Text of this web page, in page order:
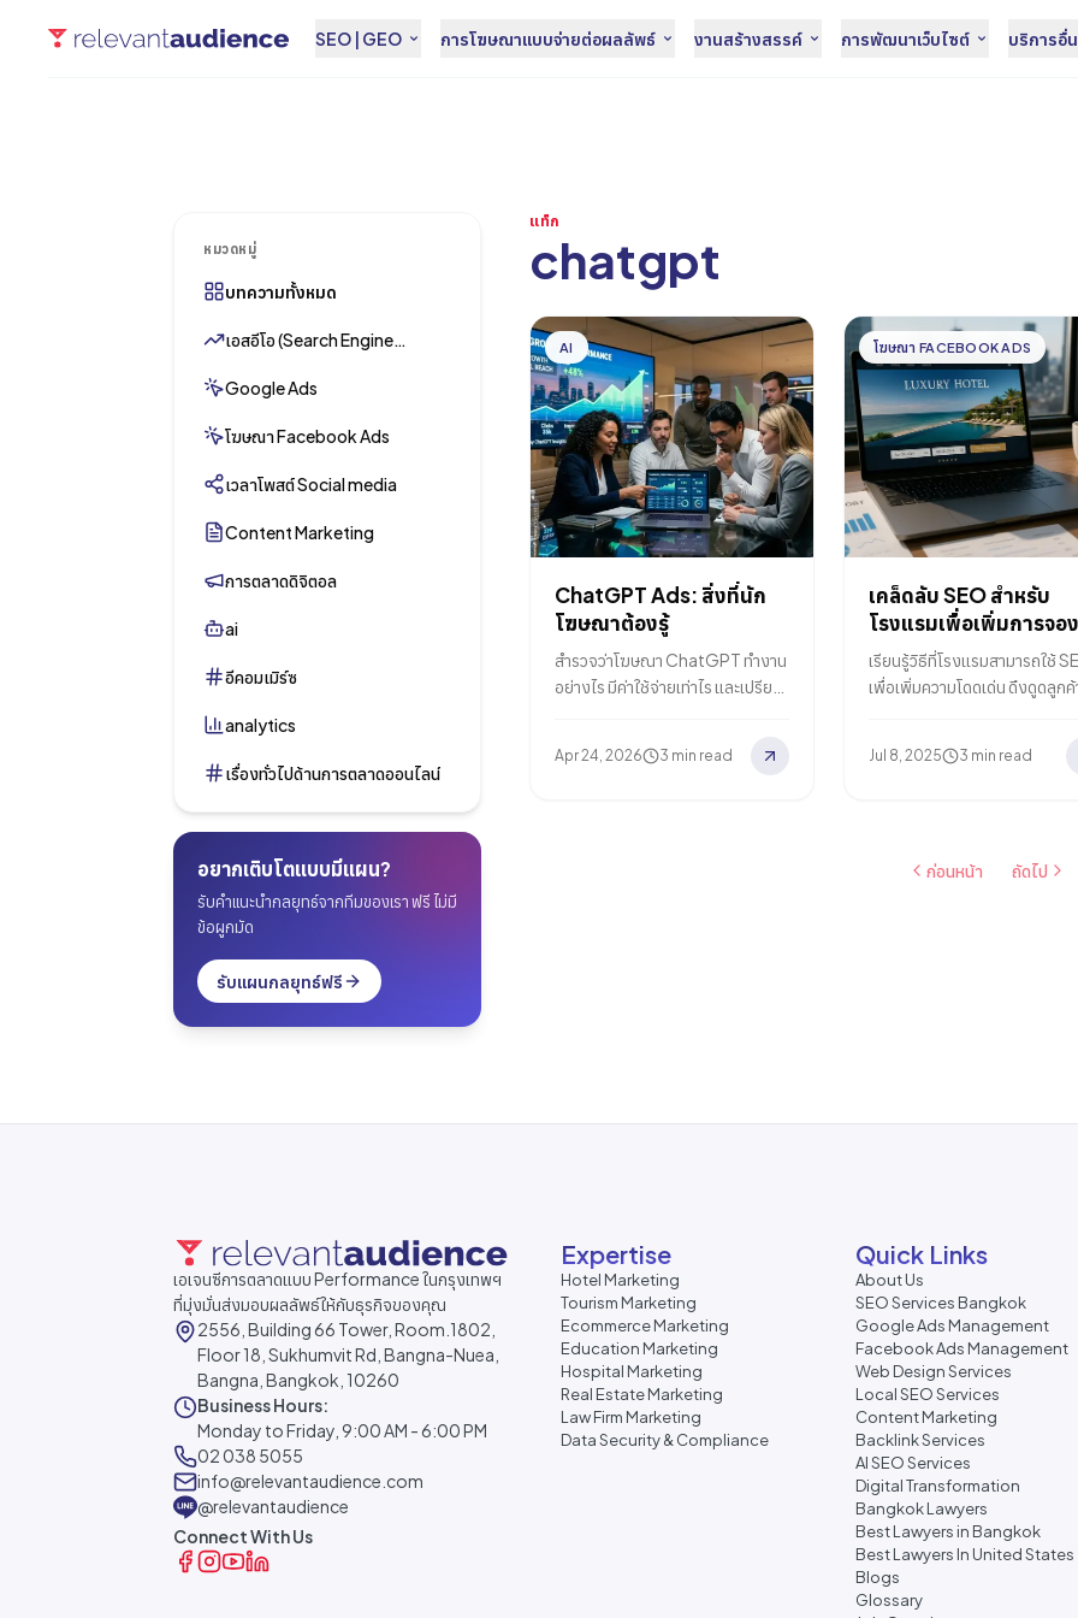
SEO | GEO การโฆษณาแบบจ่ายต่อผลลัพธ์ งานสร้างสรรค์ การพัฒนาเว็บไซต์ บริการอื่
หมวดหมู่
บทความทั้งหมด
เอสอีโอ (Search Engine
Google Ads
โฆษณา Facebook Ads
เวลาโพสต์ Social media
Content Marketing
การตลาดดิจิตอล
ai
อีคอมเมิร์ซ
analytics
เรื่องทั่วไปด้านการตลาดออนไลน์
อยากเติบโตแบบมีแผน?
รับคำแนะนำกลยุทธ์จากทีมของเรา ฟรี ไม่มี
ข้อผูกมัด
รับแผนกลยุทธ์ฟรี
แท็ก
chatgpt
บทความ
AI
ChatGPT Ads: สิ่งที่นัก
โฆษณาต้องรู้
สำรวจว่าโฆษณา ChatGPT ทำงาน
อย่างไร มีค่าใช้จ่ายเท่าไร และเปรียบ
โฆษณาใหม่ของ OpenAI
Apr 24, 2026 3 min read
โฆษณา FACEBOOK ADS
เคล็ดลับ SEO สำหรับ
โรงแรมเพื่อเพิ่มการจอง
เรียนรู้วิธีที่โรงแรมสามารถใช้
เพื่อเพิ่มความโดดเด่น ดึงดูดลูกค้
ออนไลน์
Jul 8, 2025 3 min read
ก่อนหน้า ถัดไป
เอเจนซีการตลาดแบบ Performance ในกรุงเทพฯ
ที่มุ่งมั่นส่งมอบผลลัพธ์ให้กับธุรกิจของคุณ
2556, Building 66 Tower, Room.1802,
Floor 18, Sukhumvit Rd, Bangna-Nuea,
Bangna, Bangkok, 10260
Business Hours:
Monday to Friday, 9:00 AM - 6:00 PM
02 038 5055
info@relevantaudience.com
@relevantaudience
Connect With Us
Expertise
Hotel Marketing
Tourism Marketing
Ecommerce Marketing
Education Marketing
Hospital Marketing
Real Estate Marketing
Law Firm Marketing
Data Security & Compliance
Quick Links
About Us
SEO Services Bangkok
Google Ads Management
Facebook Ads Management
Web Design Services
Local SEO Services
Content Marketing
Backlink Services
AI SEO Services
Digital Transformation
Bangkok Lawyers
Best Lawyers in Bangkok
Best Lawyers In United States
Blogs
Glossary